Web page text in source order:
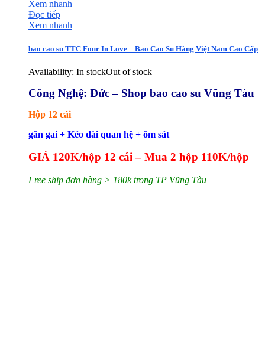
Xem nhanh
Đọc tiếp
Xem nhanh
bao cao su TTC Four In Love – Bao Cao Su Hàng Việt Nam Cao Cấp
Availability: In stockOut of stock
Công Nghệ: Đức – Shop bao cao su Vũng Tàu
Hộp 12 cái
gân gai + Kéo dài quan hệ + ôm sát
GIÁ 120K/hộp 12 cái – Mua 2 hộp 110K/hộp
Free ship đơn hàng > 180k trong TP Vũng Tàu